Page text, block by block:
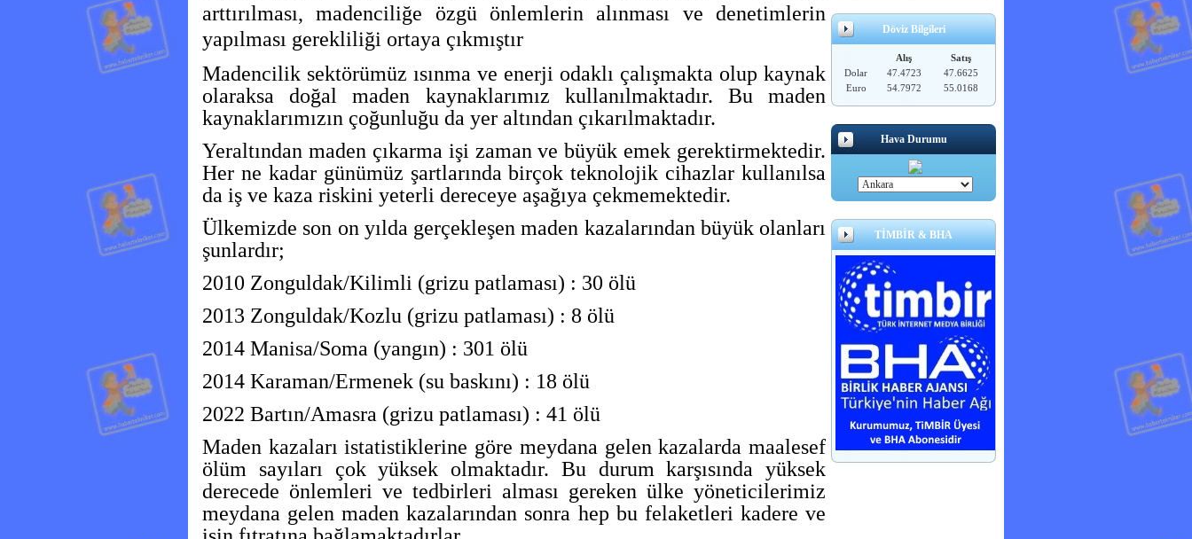
arttırılması, madenciliğe özgü önlemlerin alınması ve denetimlerin
yapılması gerekliliği ortaya çıkmıştır
Madencilik sektörümüz ısınma ve enerji odaklı çalışmakta olup kaynak
olaraksa doğal maden kaynaklarımız kullanılmaktadır. Bu maden
kaynaklarımızın çoğunluğu da yer altından çıkarılmaktadır.
Yeraltından maden çıkarma işi zaman ve büyük emek gerektirmektedir.
Her ne kadar günümüz şartlarında birçok teknolojik cihazlar kullanılsa
da iş ve kaza riskini yeterli dereceye aşağıya çekmemektedir.
Ülkemizde son on yılda gerçekleşen maden kazalarından büyük olanları
şunlardır;
2010 Zonguldak/Kilimli (grizu patlaması) : 30 ölü
2013 Zonguldak/Kozlu (grizu patlaması) : 8 ölü
2014 Manisa/Soma (yangın) : 301 ölü
2014 Karaman/Ermenek (su baskını) : 18 ölü
2022 Bartın/Amasra (grizu patlaması) : 41 ölü
Maden kazaları istatistiklerine göre meydana gelen kazalarda maalesef
ölüm sayıları çok yüksek olmaktadır. Bu durum karşısında yüksek
derecede önlemleri ve tedbirleri alması gereken ülke yöneticilerimiz
meydana gelen maden kazalarından sonra hep bu felaketleri kadere ve
Döviz Bilgileri
Alış
Satış
Dolar
47.4723
47.6625
Euro
54.7972 55.0168
Hava Durumu
TİMBİR & BHA